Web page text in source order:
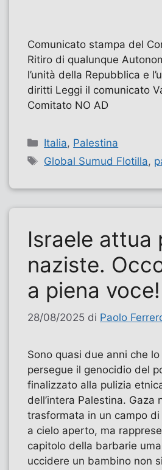
Comunicato stampa del
Ritiro di qualunque
l’unità della Repubblica e
diritti Leggi il comunicato
Comitato NO AD
Categorie
Italia, Palestina
Tag
Global Sumud Flotilla,
Israele attua
naziste.
a piena voce!
28/08/2025 di Paolo
Sono quasi due anni che
persegue il genocidio del
finalizzato alla pulizia
dell’intera Palestina. Gaza
trasformata in un campo
a cielo aperto, ma
capitolo della barbarie
uccidere un bambino non